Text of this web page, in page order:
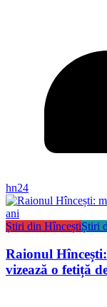
hn24
Știri din HînceștiȘtiri
Raionul
vizează o fetiță